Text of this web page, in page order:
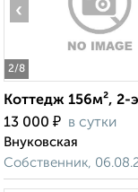
2/8
‹
Коттедж 156м², 2-
13 000 ₽ в сутки
Внуковская
Собственник,